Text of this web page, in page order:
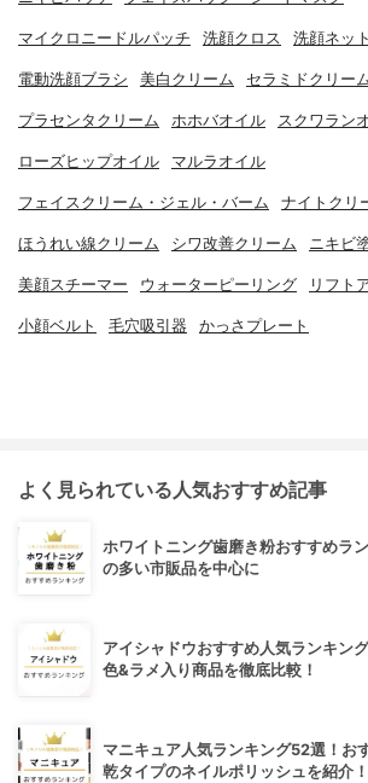
マイクロニードルパッチ 洗顔クロス 洗顔ネット
電動洗顔ブラシ 美白クリーム セラミドクリー
プラセンタクリーム ホホバオイル スクワラン
ローズヒップオイル マルラオイル
フェイスクリーム・ジェル・バーム ナイトクリ
ほうれい線クリーム シワ改善クリーム ニキビ
美顔スチーマー ウォーターピーリング リフト
小顔ベルト 毛穴吸引器 かっさプレート
よく見られている人気おすすめ記事
ホワイトニング歯磨き粉おすすめラ
の多い市販品を中心に
アイシャドウおすすめ人気ランキン
色&ラメ入り商品を徹底比較！
マニキュア人気ランキング52選！お
乾タイプのネイルポリッシュを紹介！